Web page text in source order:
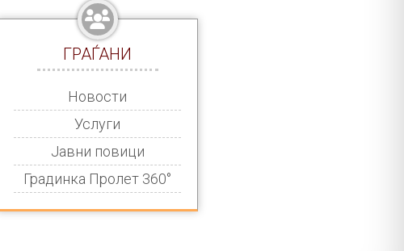
ГРАЃАНИ
Новости
Услуги
Јавни повици
Градинка Пролет 360°